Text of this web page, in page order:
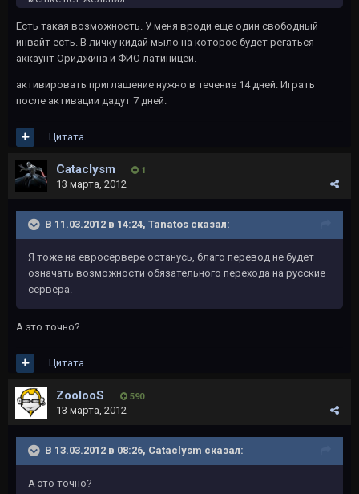
Есть такая возможность. У меня вроди еще один свободный
инвайт есть. В личку кидай мыло на которое будет регаться
аккаунт Ориджина и ФИО латиницей.
активировать приглашение нужно в течение 14 дней. Играть
после активации дадут 7 дней.
Цитата
Cataclysm 1
13 марта, 2012
В 11.03.2012 в 14:24, Tanatos сказал:
Я тоже на евросервере останусь, благо перевод не будет
означать возможности обязательного перехода на русские
сервера.
А это точно?
Цитата
ZoolooS 590
13 марта, 2012
В 13.03.2012 в 08:26, Cataclysm сказал:
А это точно?